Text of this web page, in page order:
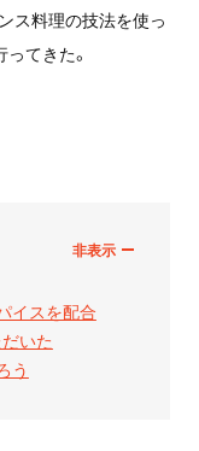
ス料理の技法を使っ
てきた。
イスを配合
いた
う